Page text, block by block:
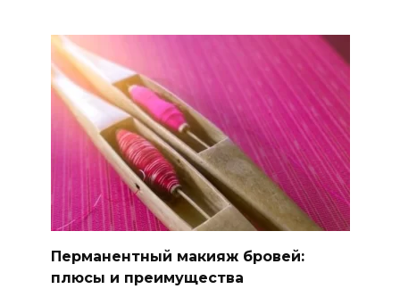
Перманентный макияж бровей:
плюсы и преимущества